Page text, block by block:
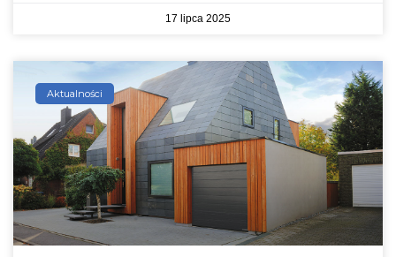
17 lipca 2025
Aktualności